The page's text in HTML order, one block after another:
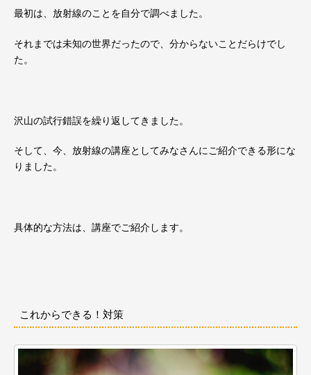
最初は、放射線のことを自分で調べました。
それまでは未知の世界だったので、分からないことだらけでし
た。
沢山の試行錯誤を繰り返してきました。
そして、今、放射線の講座としてみなさんにご紹介できる形にな
りました。
具体的な方法は、講座でご紹介します。
これからできる！対策